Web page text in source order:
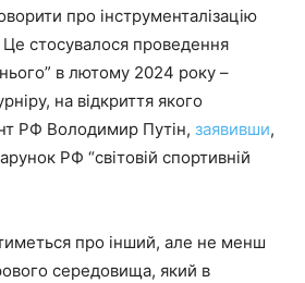
про інструменталізацію
Це стосувалося проведення
в лютому 2024 року –
на відкриття якого
РФ Володимир Путін, заявивши,
РФ “світовій спортивній
про інший, але не менш
середовища, який в